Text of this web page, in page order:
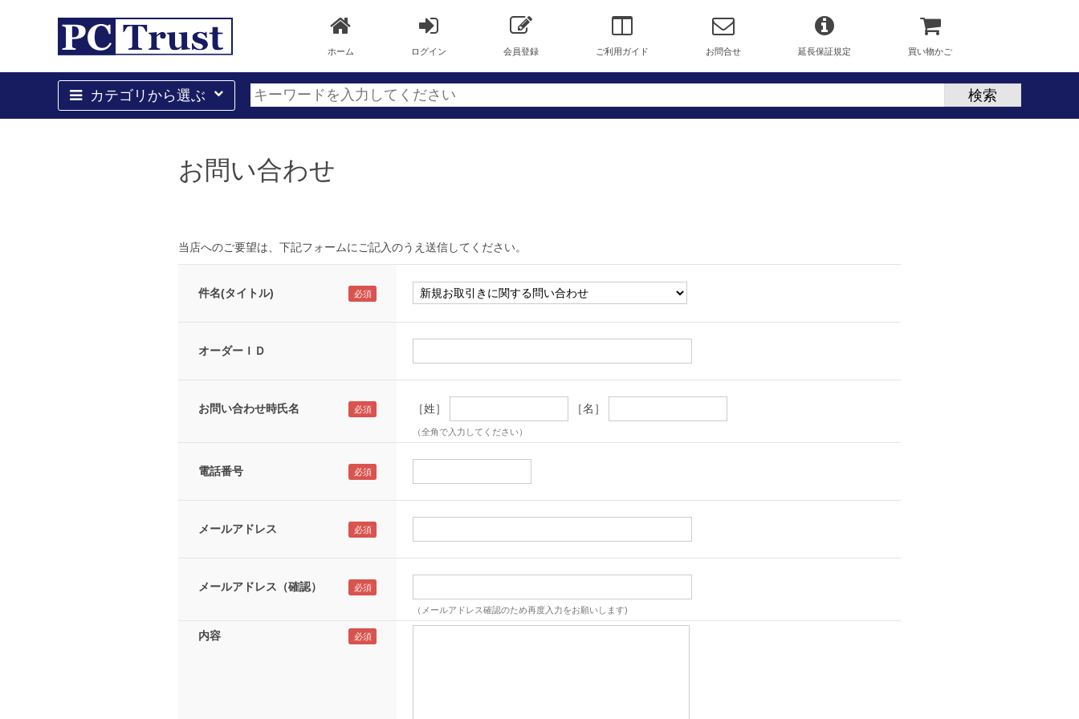
ホーム ログイン 会員登録 ご利用ガイド お問合せ 延長保証規定 買い物かご
カテゴリから選ぶ
お問い合わせ
当店へのご要望は、下記フォームにご記入のうえ送信してください。
件名(タイトル)
オーダーＩＤ
お問い合わせ時氏名 ［姓］ ［名］
（全角で入力してください）
電話番号
メールアドレス
メールアドレス（確認）
（メールアドレス確認のため再度入力をお願いします)
内容